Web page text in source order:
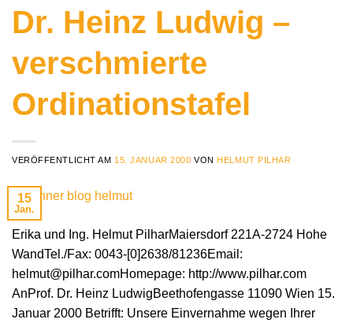
Dr. Heinz Ludwig –
verschmierte
Ordinationstafel
VERÖFFENTLICHT AM 15. JANUAR 2000 VON HELMUT PILHAR
15
Jan.
Erika und Ing. Helmut PilharMaiersdorf 221A-2724 Hohe
WandTel./Fax: 0043-[0]2638/81236Email:
helmut@pilhar.comHomepage: http://www.pilhar.com
AnProf. Dr. Heinz LudwigBeethofengasse 11090 Wien 15.
Januar 2000 Betrifft: Unsere Einvernahme wegen Ihrer